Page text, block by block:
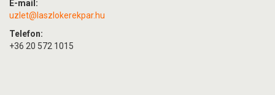
E-mail:
uzlet@laszlokerekpar.hu
Telefon:
+36 20 572 1015